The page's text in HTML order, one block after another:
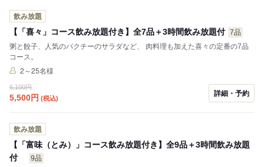
飲み放題
【「喜々」コース飲み放題付き】全7品＋3時間飲み放題付 7品
粥と餃子、人気のパクチーのサラダなど、 肉料理も加えた喜々の定番の7品
コース。
2～25名様
6,100円
5,500円 (税込)
詳細・予約
飲み放題
【「富味（とみ）」コース飲み放題付き】全9品＋3時間飲み放題
付
9品